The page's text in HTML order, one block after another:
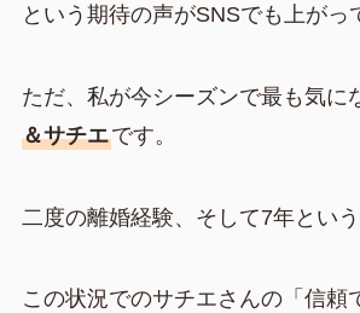
という期待の声がSNSでも上がっ
ただ、私が今シーズンで最も気に
＆サチエです。
二度の離婚経験、そして7年という
この状況でのサチエさんの「信頼